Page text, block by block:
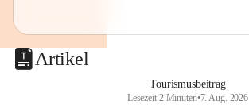
Artikel
Tourismusbeitrag
Lesezeit 2 Minuten•7. Aug. 2026